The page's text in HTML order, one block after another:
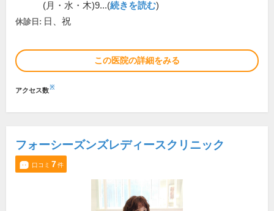
(月・水・木)9...(続きを読む)
休診日: 日、祝
この医院の詳細をみる
アクセス数※
フォーシーズンズレディースクリニック
口コミ 7件